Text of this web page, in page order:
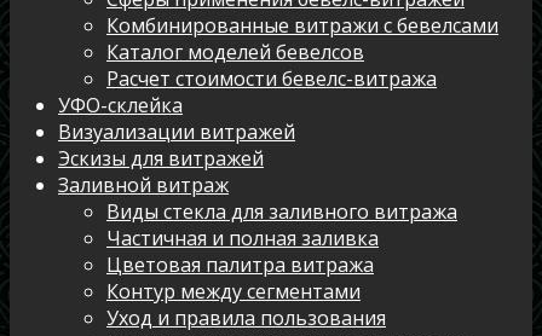
Комбинированные витражи с бевелсами
Каталог моделей бевелсов
Расчет стоимости бевелс-витража
УФО-склейка
Визуализации витражей
Эскизы для витражей
Заливной витраж
Виды стекла для заливного витража
Частичная и полная заливка
Цветовая палитра витража
Контур между сегментами
Уход и правила пользования